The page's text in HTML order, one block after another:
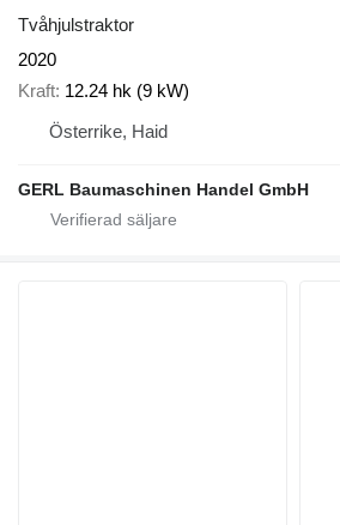
Tvåhjulstraktor
2020
Kraft 12.24 hk (9 kW)
Österrike, Haid
GERL Baumaschinen Handel GmbH